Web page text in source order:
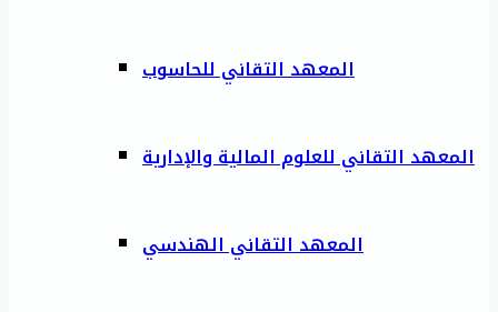
المعهد التقاني للحاسوب
المعهد التقاني للعلوم المالية والإدارية
المعهد التقاني الهندسي